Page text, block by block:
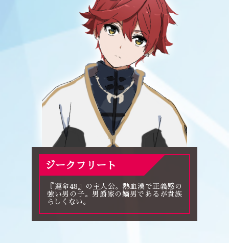
ジークフリート
『運命48』の主人公。熱血漢で正義感の
強い男の子。男爵家の嫡男であるが貴族
らしくない。